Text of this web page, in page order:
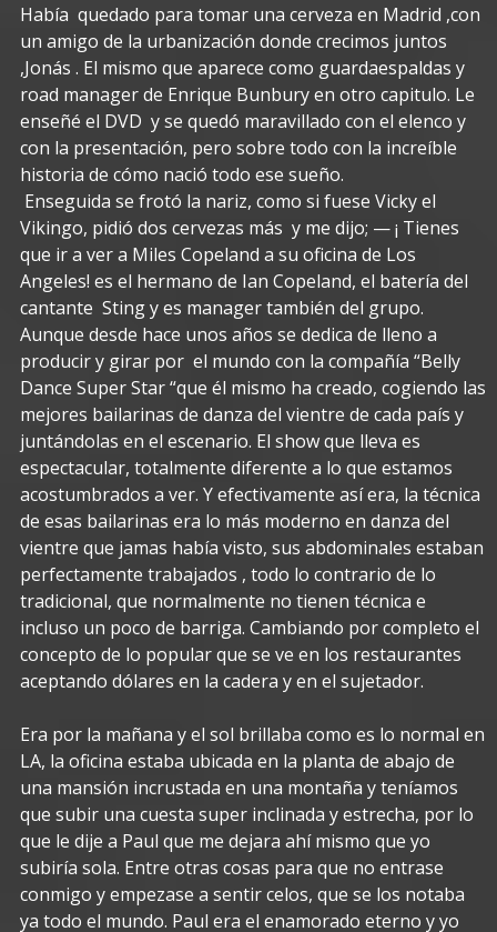
Había quedado para tomar una cerveza en Madrid ,con
un amigo de la urbanización donde crecimos juntos
,Jonás . El mismo que aparece como guardaespaldas y
road manager de Enrique Bunbury en otro capitulo. Le
enseñé el DVD y se quedó maravillado con el elenco y
con la presentación, pero sobre todo con la increíble
historia de cómo nació todo ese sueño.
Enseguida se frotó la nariz, como si fuese Vicky el
Vikingo, pidió dos cervezas más y me dijo; — ¡ Tienes
que ir a ver a Miles Copeland a su oficina de Los
Angeles! es el hermano de Ian Copeland, el batería del
cantante Sting y es manager también del grupo.
Aunque desde hace unos años se dedica de lleno a
producir y girar por el mundo con la compañía “Belly
Dance Super Star “que él mismo ha creado, cogiendo las
mejores bailarinas de danza del vientre de cada país y
juntándolas en el escenario. El show que lleva es
espectacular, totalmente diferente a lo que estamos
acostumbrados a ver. Y efectivamente así era, la técnica
de esas bailarinas era lo más moderno en danza del
vientre que jamas había visto, sus abdominales estaban
perfectamente trabajados , todo lo contrario de lo
tradicional, que normalmente no tienen técnica e
incluso un poco de barriga. Cambiando por completo el
concepto de lo popular que se ve en los restaurantes
aceptando dólares en la cadera y en el sujetador.
Era por la mañana y el sol brillaba como es lo normal en
LA, la oficina estaba ubicada en la planta de abajo de
una mansión incrustada en una montaña y teníamos
que subir una cuesta super inclinada y estrecha, por lo
que le dije a Paul que me dejara ahí mismo que yo
subiría sola. Entre otras cosas para que no entrase
conmigo y empezase a sentir celos, que se los notaba
ya todo el mundo. Paul era el enamorado eterno y yo